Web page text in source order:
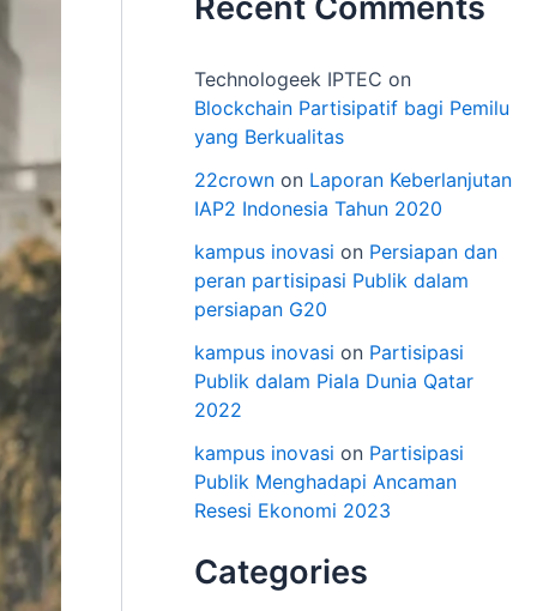
Recent Comments
Technologeek IPTEC on
Blockchain Partisipatif bagi Pemilu
yang Berkualitas
22crown on Laporan Keberlanjutan
IAP2 Indonesia Tahun 2020
kampus inovasi on Persiapan dan
peran partisipasi Publik dalam
persiapan G20
kampus inovasi on Partisipasi
Publik dalam Piala Dunia Qatar
2022
kampus inovasi on Partisipasi
Publik Menghadapi Ancaman
Resesi Ekonomi 2023
Categories